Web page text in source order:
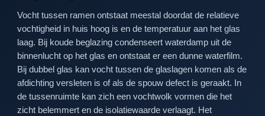
Vocht tussen ramen ontstaat meestal doordat de relatieve
vochtigheid in huis hoog is en de temperatuur aan het glas
laag. Bij koude beglazing condenseert waterdamp uit de
binnenlucht op het glas en ontstaat er een dunne waterfilm.
Bij dubbel glas kan vocht tussen de glaslagen komen als de
afdichting versleten is of als de spouw defect is geraakt. In
de tussenruimte kan zich een vochtwolk vormen die het
zicht belemmert en de isolatiewaarde verlaagt. Het